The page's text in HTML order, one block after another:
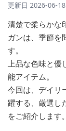
更新日 2026-06-18
清楚で柔らかな
ガンは、季節を
す。
上品な色味と優
能アイテム。
今回は、デイリ
躍する、厳選し
をご紹介します。